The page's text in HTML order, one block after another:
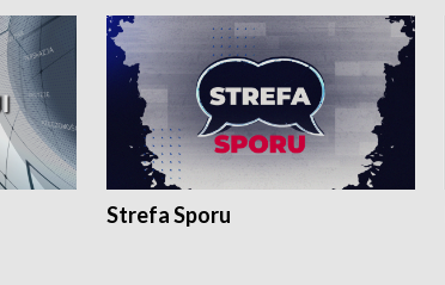
Strefa Sporu